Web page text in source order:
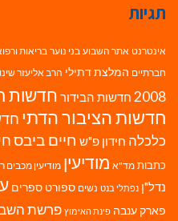
תגיות
אינטרנט אתר השבוע בני נוער בריאות
חברתיים המלצת דתילי הרב אליעזר
2008 חדשות הבידור חדשות
חדשות הציבור הדתי
כלכלה חידון פ"ש חיים ביבס
כתבות מד"א מודיעין מודיעין מכבים
נדל"ן נפתלי בנט נשים ספורט ספרים
פארק ענבה פינת האימוץ פרשת